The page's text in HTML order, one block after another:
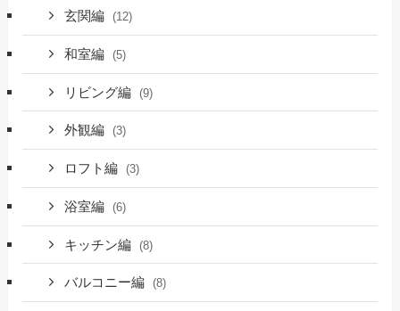
玄関編 (12)
和室編 (5)
リビング編 (9)
外観編 (3)
ロフト編 (3)
浴室編 (6)
キッチン編 (8)
バルコニー編 (8)